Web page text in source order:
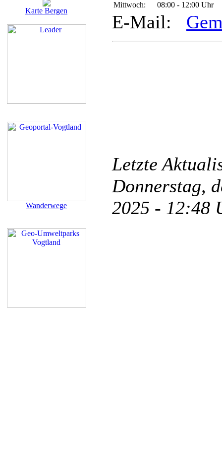
Karte Bergen
Wanderwege
Mittwoch:
08:00 - 12:00 Uhr
E-Mail:
Letzte
Donnerstag,
2025 -